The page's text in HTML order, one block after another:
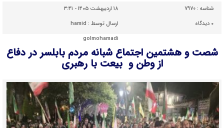
شناسه : 7970
۱۸ اردیبهشت ۱۴۰۵ - ۳:۴۱
۰ دیدگاه ارسال توسط : hamid
golmohamadi
شصت و هشتمین اجتماع شبانه مردم بابلسر در دفاع
از وطن و بیعت با رهبری